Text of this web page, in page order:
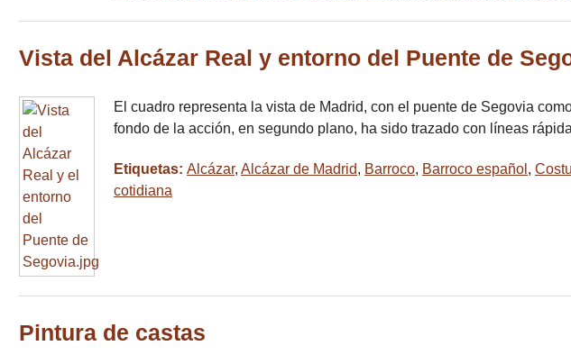
Vista del Alcázar Real y entorno del Puente de
El cuadro representa la vista de Madrid, con el puente de Segovia
fondo de la acción, en segundo plano, ha sido trazado con líneas
Etiquetas: Alcázar, Alcázar de Madrid, Barroco, Barroco español ,
cotidiana
Pintura de castas